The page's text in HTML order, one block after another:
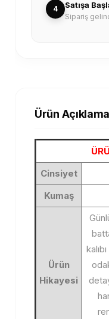
4 Satışa
Sipariş
Ürün
Cinsiyet
Kumaş
Ürün
Hikayesi